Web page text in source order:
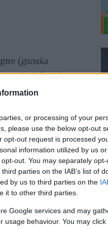
or processing of your
please use the below opt-out
opt-out request is processed
information utilized by us
out. You may separately
parties on the IAB’s list of
by us to third parties on the
it to other third parties.
Google services and may
usage behaviour. You may
(ganska
skall få kallas
macabeo,
i Spanien
10 månader